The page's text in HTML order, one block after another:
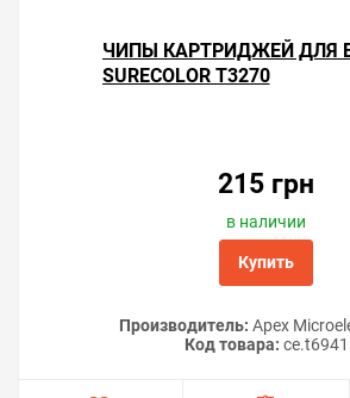
принтере экономичной.
ЧИПЫ КАРТРИДЖЕЙ ДЛЯ
SURECOLOR T3270
215 грн
в наличии
Купить
Производитель: Apex
Код товара: ce.t6941